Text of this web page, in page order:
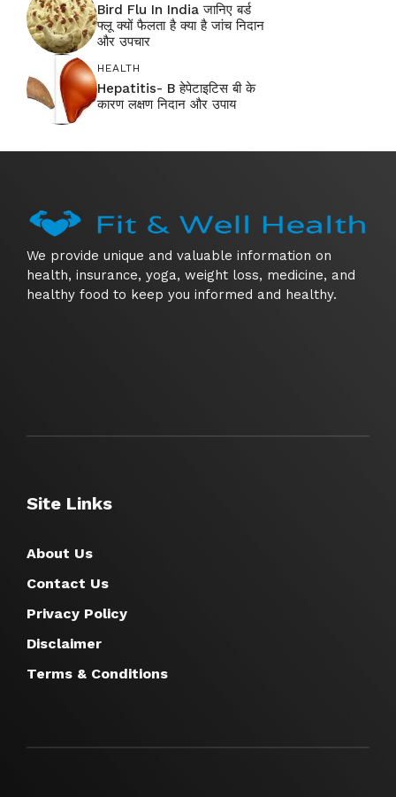
Bird Flu In India जानिए बर्ड
फ्लू क्यों फैलता है क्या है जांच निदान
और उपचार
HEALTH
Hepatitis- B हेपेटाइटिस बी के
कारण लक्षण निदान और उपाय
We provide unique and valuable information on
health, insurance, yoga, weight loss, medicine, and
healthy food to keep you informed and healthy.
Site Links
About Us
Contact Us
Privacy Policy
Disclaimer
Terms & Conditions